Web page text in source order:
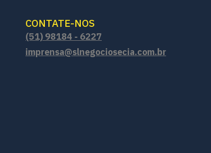
CONTATE-NOS
(51) 98184 - 6227
imprensa@slnegociosecia.com.br